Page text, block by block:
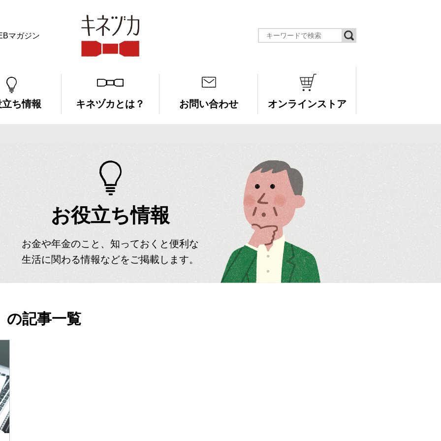
マガジン
ち情報 キネヅカとは？ お問い合わせ オンラインストア
お役立ち情報
お金や年金のこと、知っておくと便利な
生活に関わる情報などをご掲載します。
の記事一覧